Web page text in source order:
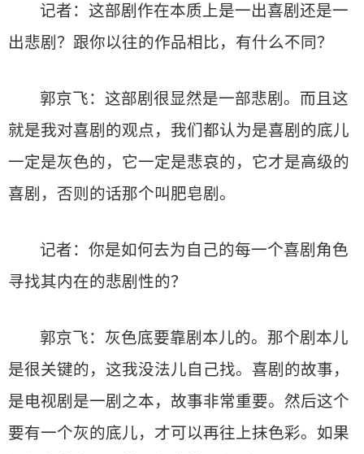
记者：这部剧作在本质上是一出喜剧还是一
出悲剧？跟你以往的作品相比，有什么不同？
郭京飞：这部剧很显然是一部悲剧。而且这
就是我对喜剧的观点，我们都认为是喜剧的底儿
一定是灰色的，它一定是悲哀的，它才是高级的
喜剧，否则的话那个叫肥皂剧。
记者：你是如何去为自己的每一个喜剧角色
寻找其内在的悲剧性的？
郭京飞：灰色底要靠剧本儿的。那个剧本儿
是很关键的，这我没法儿自己找。喜剧的故事，
是电视剧是一剧之本，故事非常重要。然后这个
要有一个灰的底儿，才可以再往上抹色彩。如果